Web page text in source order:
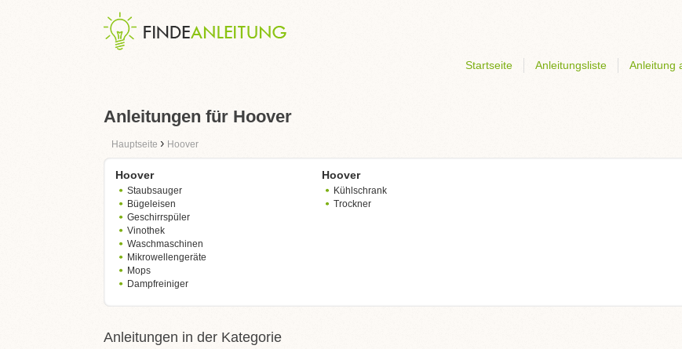
Startseite Anleitungsliste Anleitung
Anleitungen für Hoover
Hauptseite › Hoover
Hoover
Staubsauger
Bügeleisen
Geschirrspüler
Vinothek
Waschmaschinen
Mikrowellengeräte
Mops
Dampfreiniger
Hoover
Kühlschrank
Trockner
Anleitungen in der Kategorie